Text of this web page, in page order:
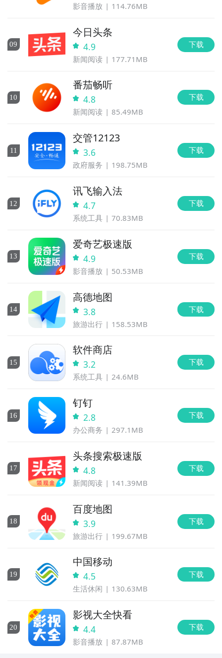
影音播放 114.76MB
09
今日头条
4.9
新闻阅读 177.71MB
下载
10
番茄畅听
4.8
新闻阅读 85.49MB
下载
11
交管12123
3.6
政府服务 198.75MB
下载
12
讯飞输入法
4.7
系统工具 70.83MB
下载
13
爱奇艺极速版
4.9
影音播放 50.53MB
下载
14
高德地图
3.8
旅游出行 158.53MB
下载
15
软件商店
3.2
系统工具 24.6MB
下载
16
钉钉
2.8
办公商务 297.1MB
下载
17
头条搜索极速版
4.8
新闻阅读 141.39MB
下载
18
百度地图
3.9
旅游出行 199.67MB
下载
19
中国移动
4.5
生活休闲 130.63MB
下载
20
影视大全快看
4.4
影音播放 87.87MB
下载